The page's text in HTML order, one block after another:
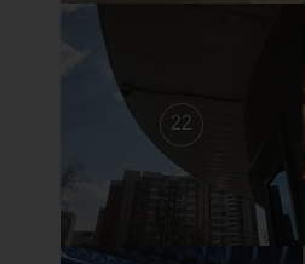
22